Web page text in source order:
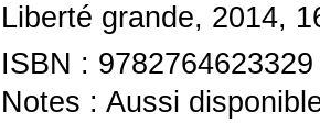
Liberté grande, 2014,
ISBN : 9782764623329
Notes : Aussi